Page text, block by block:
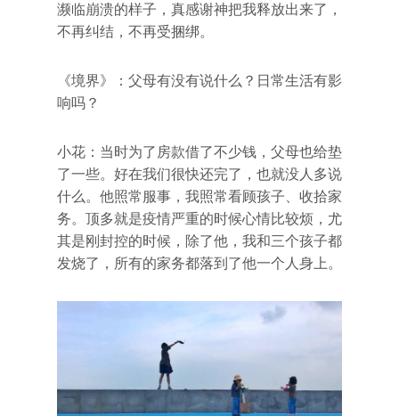
濒临崩溃的样子，真感谢神把我释放出来了，
不再纠结，不再受捆绑。
《境界》：父母有没有说什么？日常生活有影
响吗？
小花：当时为了房款借了不少钱，父母也给垫
了一些。好在我们很快还完了，也就没人多说
什么。他照常服事，我照常看顾孩子、收拾家
务。顶多就是疫情严重的时候心情比较烦，尤
其是刚封控的时候，除了他，我和三个孩子都
发烧了，所有的家务都落到了他一个人身上。